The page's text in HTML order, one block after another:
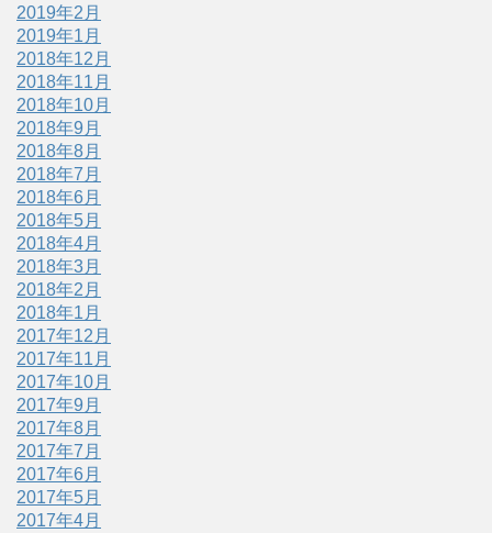
2019年2月
2019年1月
2018年12月
2018年11月
2018年10月
2018年9月
2018年8月
2018年7月
2018年6月
2018年5月
2018年4月
2018年3月
2018年2月
2018年1月
2017年12月
2017年11月
2017年10月
2017年9月
2017年8月
2017年7月
2017年6月
2017年5月
2017年4月